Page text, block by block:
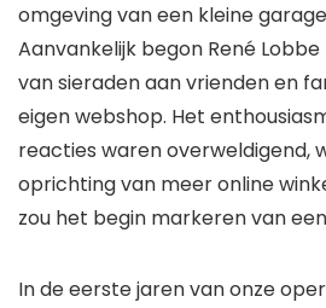
omgeving van een kleine
Aanvankelijk begon René
van sieraden aan vrienden en
eigen webshop. Het
reacties waren overweldigend,
oprichting van meer online
zou het begin markeren van
In de eerste jaren van onze